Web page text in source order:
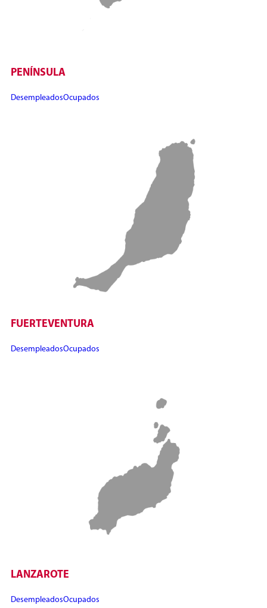
PENÍNSULA
DesempleadosOcupados
FUERTEVENTURA
DesempleadosOcupados
LANZAROTE
DesempleadosOcupados